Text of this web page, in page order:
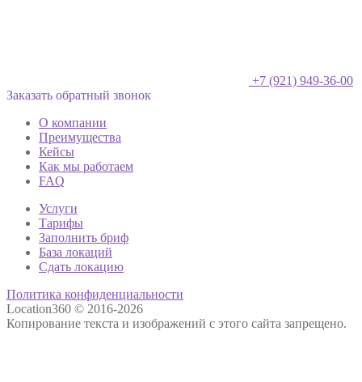
+7 (921) 949-36-00
Заказать обратный звонок
О компании
Преимущества
Кейсы
Как мы работаем
FAQ
Услуги
Тарифы
Заполнить бриф
База локаций
Сдать локацию
Политика конфиденциальности
Location360 © 2016-2026
Копирование текста и изображений с этого сайта запрещено.